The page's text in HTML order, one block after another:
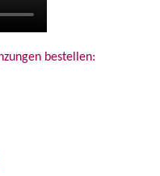
bestellen: